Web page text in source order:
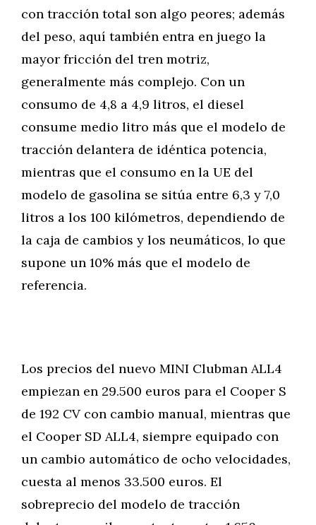
con tracción total son algo peores; además
del peso, aquí también entra en juego la
mayor fricción del tren motriz,
generalmente más complejo. Con un
consumo de 4,8 a 4,9 litros, el diesel
consume medio litro más que el modelo de
tracción delantera de idéntica potencia,
mientras que el consumo en la UE del
modelo de gasolina se sitúa entre 6,3 y 7,0
litros a los 100 kilómetros, dependiendo de
la caja de cambios y los neumáticos, lo que
supone un 10% más que el modelo de
referencia.
Los precios del nuevo MINI Clubman ALL4
empiezan en 29.500 euros para el Cooper S
de 192 CV con cambio manual, mientras que
el Cooper SD ALL4, siempre equipado con
un cambio automático de ocho velocidades,
cuesta al menos 33.500 euros. El
sobreprecio del modelo de tracción